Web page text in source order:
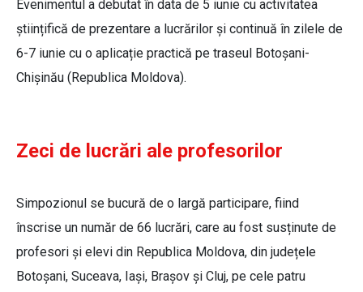
Evenimentul a debutat în data de 5 iunie cu activitatea
științifică de prezentare a lucrărilor și continuă în zilele de
6-7 iunie cu o aplicație practică pe traseul Botoșani-
Chișinău (Republica Moldova).
Zeci de lucrări ale profesorilor
Simpozionul se bucură de o largă participare, fiind
înscrise un număr de 66 lucrări, care au fost susținute de
profesori și elevi din Republica Moldova, din județele
Botoșani, Suceava, Iași, Brașov și Cluj, pe cele patru